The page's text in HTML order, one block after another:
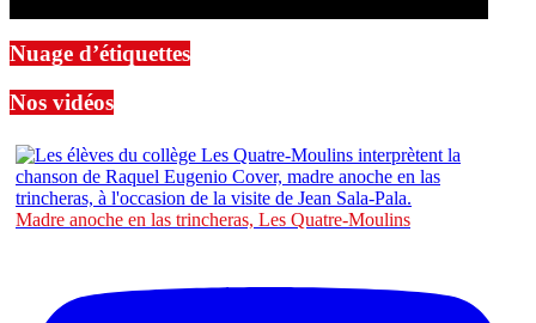
Nuage d’étiquettes
Nos vidéos
Madre anoche en las trincheras, Les Quatre-Moulins